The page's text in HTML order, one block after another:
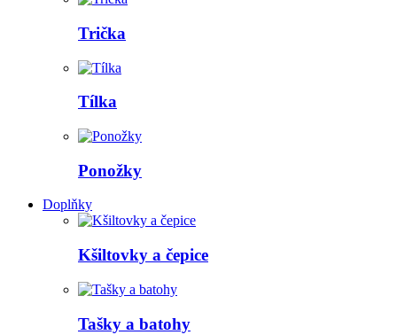
Trička
Tílka
Ponožky
Doplňky
Kšiltovky a čepice
Tašky a batohy